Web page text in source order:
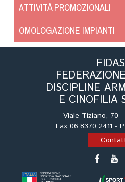
ATTIVITÀ PROMOZIONALI
OMOLOGAZIONE IMPIANTI
DISCIPLINE
E CINOFILIA
Viale Tiziano, 70 -
Fax 06.8370.2411 -
Field
Softair
Agility
Dog